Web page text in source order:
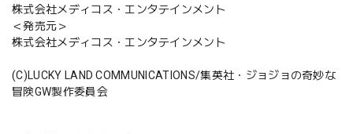
株式会社メディコス・エンタテインメント
＜発売元＞
株式会社メディコス・エンタテインメント
(C)LUCKY LAND COMMUNICATIONS/集英社・ジョジョの奇妙な
冒険GW製作委員会